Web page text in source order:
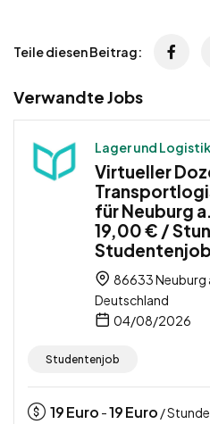
Teile diesen Beitrag:
Verwandte Jobs
Lager und Logistik
Virtueller
für Neuburg
19,00 € /
Studentenjob
86633 Neuburg
Deutschland
04/08/2026
Studentenjob
19Euro -19Euro / Stunde